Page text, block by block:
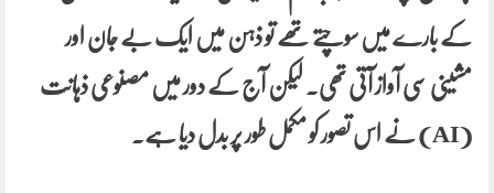
کے بارے میں سوچتے تھے تو ذہن میں ایک بے جان اور
مشینی سی آواز آتی تھی۔ لیکن آج کے دور میں مصنوعی ذہانت
(AI) نے اس تصور کو مکمل طور پر بدل دیا ہے۔